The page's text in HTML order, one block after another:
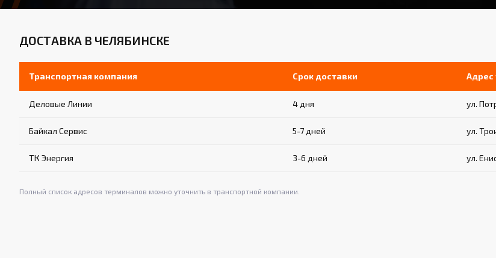
ДОСТАВКА В ЧЕЛЯБИНСКЕ
Транспортная компания Срок доставки Адрес
Деловые Линии 4 дня ул.
Байкал Сервис 5-7 дней ул.
ТК Энергия 3-6 дней ул.
Полный список адресов терминалов можно уточнить в транспортной компании.